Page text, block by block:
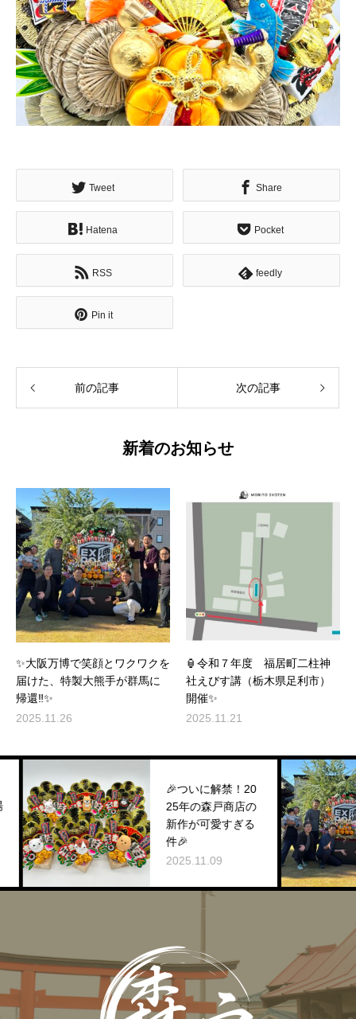
Tweet Share
Hatena Pocket
RSS feedly
Pin it
前の記事 次の記事
新着のお知らせ
✨大阪万博で笑顔とワクワクを
届けた、特製大熊手が群馬に
帰還‼️✨
2025.11.26
🏮令和７年度 福居町二柱神
社えびす講（栃木県足利市）
開催✨
2025.11.21
🎉ついに解禁！20
25年の森戸商店の
新作が可愛すぎる
件🎉
2025.11.09